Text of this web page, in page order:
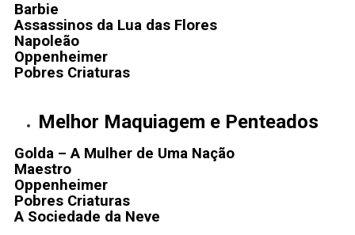
Barbie
Assassinos da Lua das Flores
Napoleão
Oppenheimer
Pobres Criaturas
Melhor Maquiagem e Penteados
Golda – A Mulher de Uma Nação
Maestro
Oppenheimer
Pobres Criaturas
A Sociedade da Neve